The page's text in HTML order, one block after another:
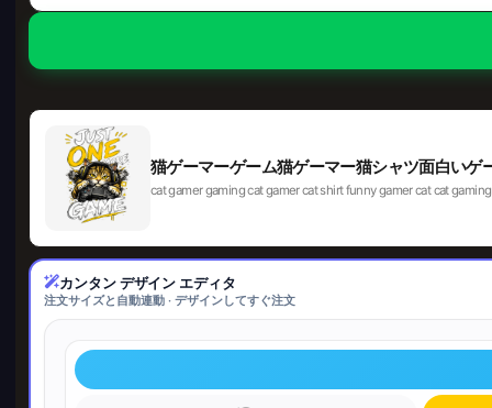
猫ゲーマーゲーム猫ゲーマー猫シャツ面白いゲ
cat gamer gaming cat gamer cat shirt funny gamer cat cat
カンタン デザイン エディタ
注文サイズと自動連動 · デザインしてすぐ注文